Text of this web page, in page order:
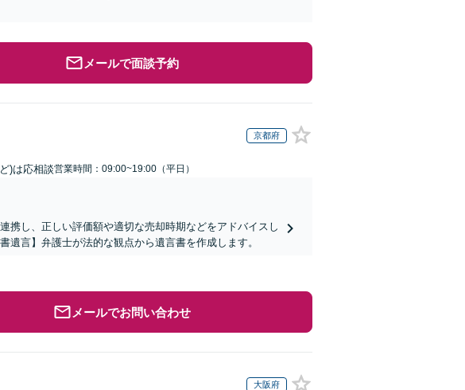
メールで面談予約
京都府
)は応相談営業時間：09:00~19:00（平日）
携し、正しい評価額や適切な売却時期などをアドバイスし
遺言】弁護士が法的な観点から遺言書を作成します。
メールでお問い合わせ
大阪府